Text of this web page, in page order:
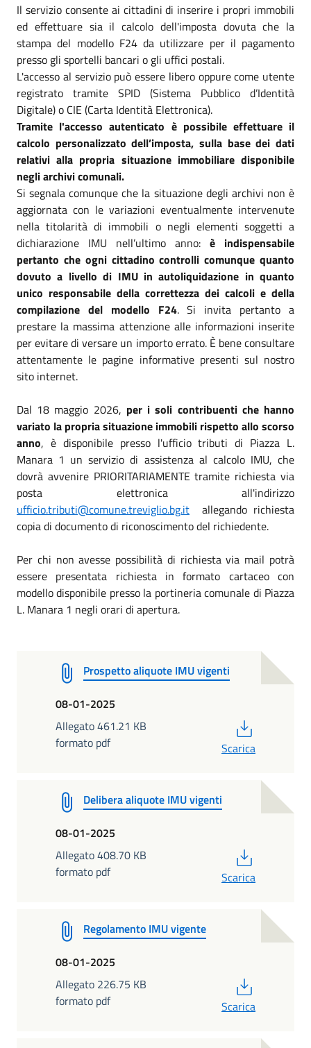
Il servizio consente ai cittadini di inserire i propri immobili
ed effettuare sia il calcolo dell'imposta dovuta che la
stampa del modello F24 da utilizzare per il pagamento
presso gli sportelli bancari o gli uffici postali.
L'accesso al servizio può essere libero oppure come utente
registrato tramite SPID (Sistema Pubblico d’Identità
Digitale) o CIE (Carta Identità Elettronica).
Tramite l'accesso autenticato è possibile effettuare il
calcolo personalizzato dell’imposta, sulla base dei dati
relativi alla propria situazione immobiliare disponibile
negli archivi comunali.
Si segnala comunque che la situazione degli archivi non è
aggiornata con le variazioni eventualmente intervenute
nella titolarità di immobili o negli elementi soggetti a
dichiarazione IMU nell’ultimo anno: è indispensabile
pertanto che ogni cittadino controlli comunque quanto
dovuto a livello di IMU in autoliquidazione in quanto
unico responsabile della correttezza dei calcoli e della
compilazione del modello F24. Si invita pertanto a
prestare la massima attenzione alle informazioni inserite
per evitare di versare un importo errato. È bene consultare
attentamente le pagine informative presenti sul nostro
sito internet.
Dal 18 maggio 2026, per i soli contribuenti che hanno
variato la propria situazione immobili rispetto allo scorso
anno, è disponibile presso l'ufficio tributi di Piazza L.
Manara 1 un servizio di assistenza al calcolo IMU, che
dovrà avvenire PRIORITARIAMENTE tramite richiesta via
posta elettronica all'indirizzo
ufficio.tributi@comune.treviglio.bg.it allegando richiesta
copia di documento di riconoscimento del richiedente.
Per chi non avesse possibilità di richiesta via mail potrà
essere presentata richiesta in formato cartaceo con
modello disponibile presso la portineria comunale di Piazza
L. Manara 1 negli orari di apertura.
Prospetto aliquote IMU vigenti
08-01-2025
Allegato 461.21 KB
formato pdf
Scarica
Delibera aliquote IMU vigenti
08-01-2025
Allegato 408.70 KB
formato pdf
Scarica
Regolamento IMU vigente
08-01-2025
Allegato 226.75 KB
formato pdf
Scarica